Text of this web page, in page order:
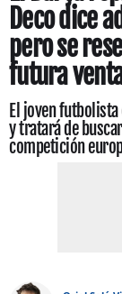
Deco dice
pero se
futura
El joven futbolista
y tratará de
competición